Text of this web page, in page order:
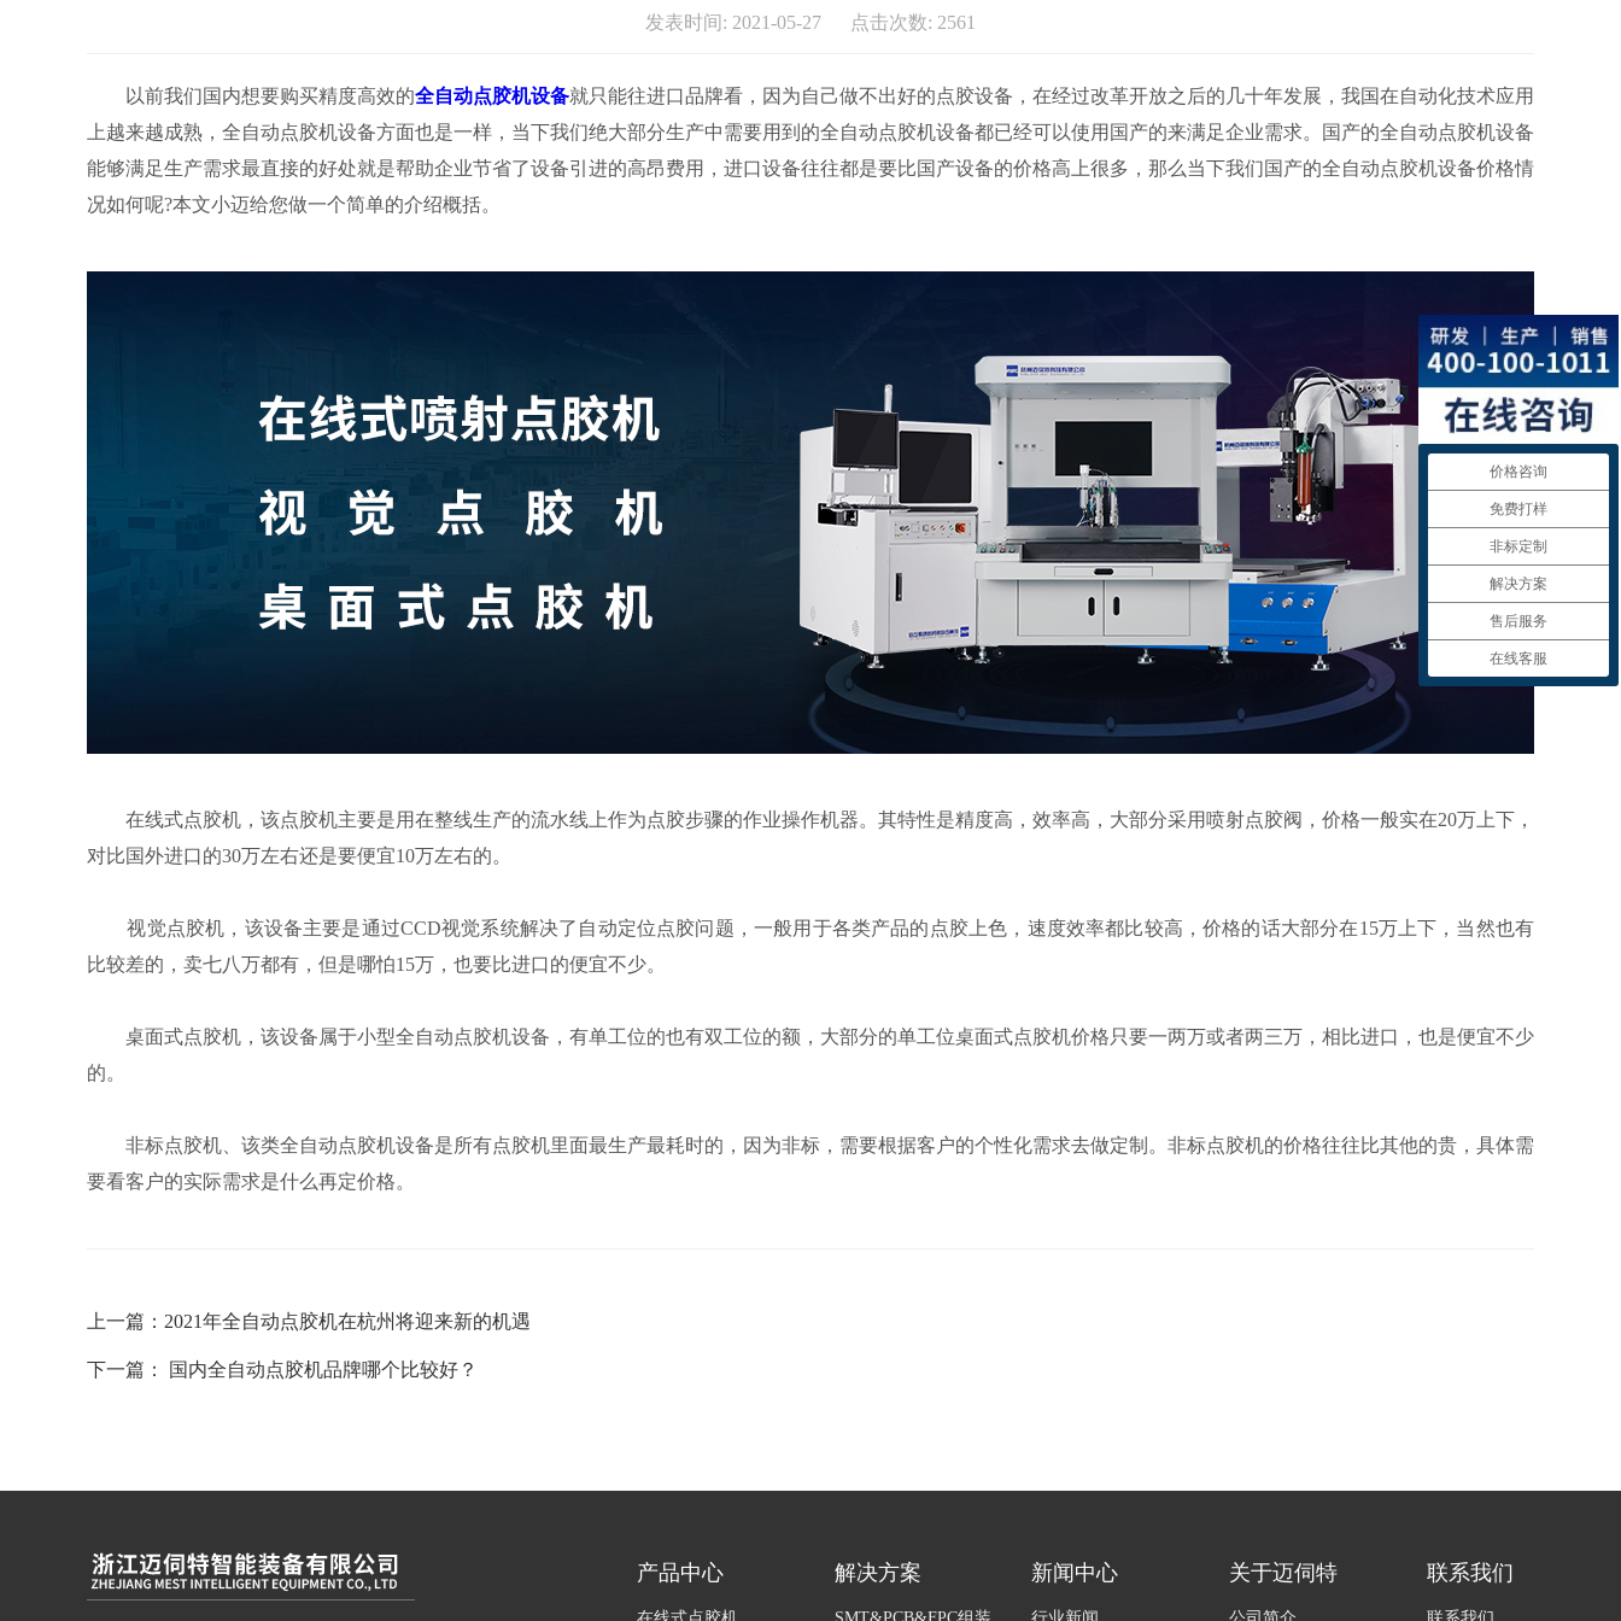
发表时间: 2021-05-27 点击次数: 2561
以前我们国内想要购买精度高效的全自动点胶机设备就只能往进口品牌看，因为自己做不出好的点胶设备，在经过改革开放之后的几十年发展，我国在自动化技术应用
上越来越成熟，全自动点胶机设备方面也是一样，当下我们绝大部分生产中需要用到的全自动点胶机设备都已经可以使用国产的来满足企业需求。国产的全自动点胶机设备
能够满足生产需求最直接的好处就是帮助企业节省了设备引进的高昂费用，进口设备往往都是要比国产设备的价格高上很多，那么当下我们国产的全自动点胶机设备价格情
况如何呢?本文小迈给您做一个简单的介绍概括。
在线式点胶机，该点胶机主要是用在整线生产的流水线上作为点胶步骤的作业操作机器。其特性是精度高，效率高，大部分采用喷射点胶阀，价格一般实在20万上下，
对比国外进口的30万左右还是要便宜10万左右的。
视觉点胶机，该设备主要是通过CCD视觉系统解决了自动定位点胶问题，一般用于各类产品的点胶上色，速度效率都比较高，价格的话大部分在15万上下，当然也有
比较差的，卖七八万都有，但是哪怕15万，也要比进口的便宜不少。
桌面式点胶机，该设备属于小型全自动点胶机设备，有单工位的也有双工位的额，大部分的单工位桌面式点胶机价格只要一两万或者两三万，相比进口，也是便宜不少
的。
非标点胶机、该类全自动点胶机设备是所有点胶机里面最生产最耗时的，因为非标，需要根据客户的个性化需求去做定制。非标点胶机的价格往往比其他的贵，具体需
要看客户的实际需求是什么再定价格。
上一篇： 2021年全自动点胶机在杭州将迎来新的机遇
下一篇： 国内全自动点胶机品牌哪个比较好？
产品中心 解决方案 新闻中心 关于迈伺特 联系我们
价格咨询
免费打样
非标定制
解决方案
售后服务
在线客服